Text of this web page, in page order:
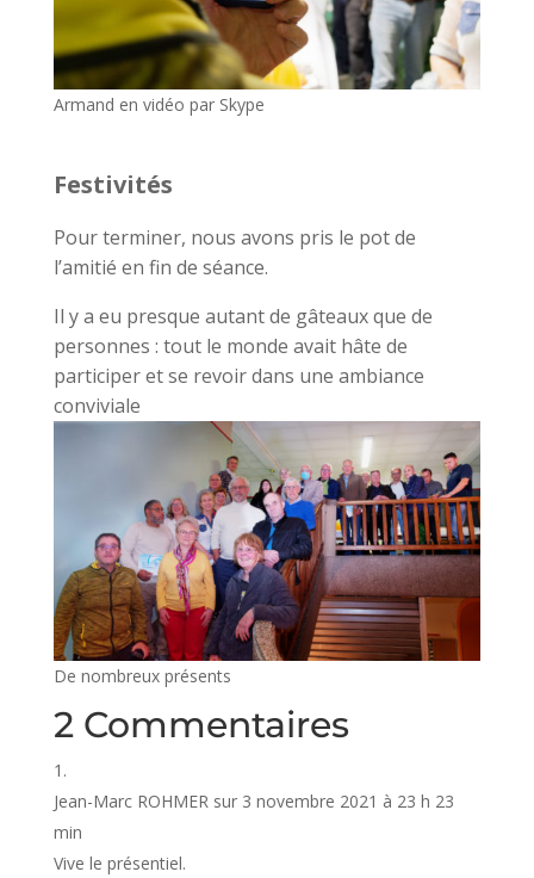
Armand en vidéo par Skype
Festivités
Pour terminer, nous avons pris le pot de
l’amitié en fin de séance.
Il y a eu presque autant de gâteaux que de
personnes : tout le monde avait hâte de
participer et se revoir dans une ambiance
conviviale
De nombreux présents
2 Commentaires
Jean-Marc ROHMER sur 3 novembre 2021 à 23 h 23
min
Vive le présentiel.